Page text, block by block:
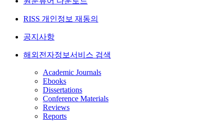
RISS 개인정보 재동의
공지사항
해외전자정보서비스 검색
Academic Journals
Ebooks
Dissertations
Conference Materials
Reviews
Reports